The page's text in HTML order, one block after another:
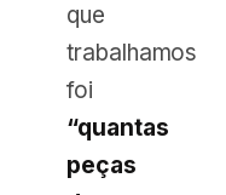
que
trabalhamos
foi
“quantas
peças